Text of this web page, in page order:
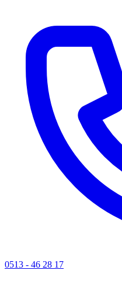
0513 - 46 28 17